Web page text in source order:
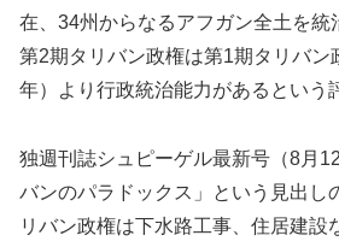
在、34州からなるアフガン全土を統
第2期タリバン政権は第1期タリバン
年）より行政統治能力があるという
独週刊誌シュピーゲル最新号（8月
バンのパラドックス」という見出し
リバン政権は下水路工事、住居建設